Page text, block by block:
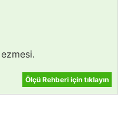
Ölçü Rehberi için tıklayın